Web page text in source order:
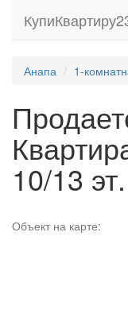
Анапа 1-
10/13 эт.
Объект на карте: